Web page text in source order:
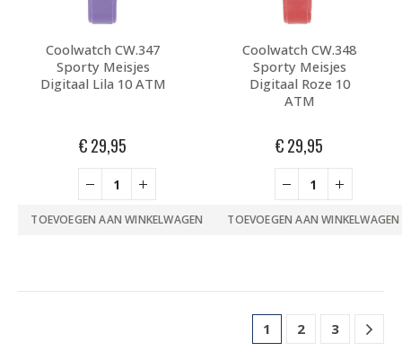
Coolwatch CW.347
Sporty Meisjes
Digitaal Lila 10 ATM
€29,95
TOEVOEGEN AAN WINKELWAGEN
Coolwatch CW.348
Sporty Meisjes
Digitaal Roze 10
ATM
€29,95
TOEVOEGEN AAN WINKELWAGEN
1 2 3